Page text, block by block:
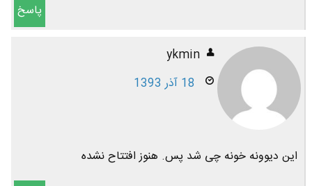
پاسخ
ykmin
18 آذر 1393
این دیوونه خونه چی شد پس. هنوز افتتاح نشده